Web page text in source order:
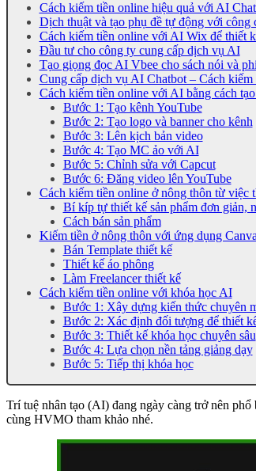
Cách kiếm tiền online hiệu quả với AI
Dịch thuật và tạo phụ đề tự động với công
Cách kiếm tiền online với AI Wix để thiết
Đầu tư cho công ty cung cấp dịch vụ AI
Tạo giọng đọc AI Vbee cho sách nói và
Cung cấp dịch vụ AI Chatbot – Cách
Cách kiếm tiền online với AI bằng cách
Bước 1: Tạo kênh YouTube
Bước 2: Tạo logo và banner cho kênh
Bước 3: Lên kịch bản video
Bước 4: Tạo MC ảo với AI
Bước 5: Chỉnh sửa với Capcut
Bước 6: Đăng video lên YouTube
Cách kiếm tiền online ở nông thôn từ việc
Bí kíp tự thiết kế sản phẩm đơn giản,
Cách bán sản phẩm
Kiếm tiền ở nông thôn với ứng dụng Canva
Bán Template thiết kế
Thiết kế áo phông
Làm Freelancer thiết kế
Cách kiếm tiền online với khóa học AI
Bước 1: Xây dựng kiến thức chuyên
Bước 2: Xác định đối tượng để thiết
Bước 3: Thiết kế khóa học chuyên sâu
Bước 4: Lựa chọn nền tảng giảng dạy
Bước 5: Tiếp thị khóa học
Trí tuệ nhân tạo (AI) đang ngày càng trở nên
cùng HVMO tham khảo nhé.